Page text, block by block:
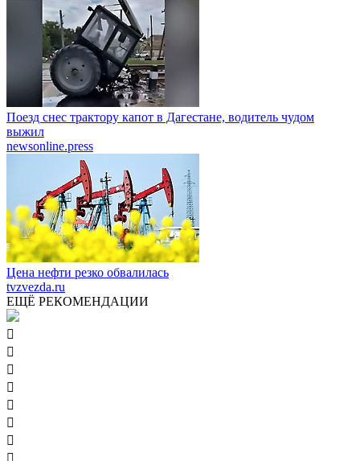
Поезд снес трактору капот в Дагестане, водитель чудом
выжил
newsonline.press
Цена нефти резко обвалилась
tvzvezda.ru
ЕЩЁ РЕКОМЕНДАЦИИ







